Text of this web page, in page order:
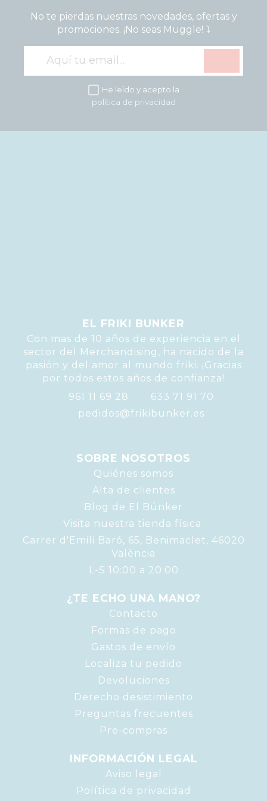
No te pierdas nuestras novedades, ofertas y
promociones. ¡No seas Muggle! ⤵️
He leído y acepto la
política de privacidad
EL FRIKI BUNKER
Con mas de 10 años de experiencia en el
sector del Merchandising, ha nacido de la
pasión y del amor al mundo friki. ¡Gracias
por todos estos años de confianza!
961 11 69 28
633 71 91 70
pedidos@frikibunker.es
SOBRE NOSOTROS
Quiénes somos
Alta de clientes
Blog de El Búnker
Visita nuestra tienda física
Carrer d'Emili Baró, 65, Benimaclet, 46020
València
L-S 10:00 a 20:00
¿TE ECHO UNA MANO?
Contacto
Formas de pago
Gastos de envío
Localiza tu pedido
Devoluciones
Derecho desistimiento
Preguntas frecuentes
Pre-compras
INFORMACIÓN LEGAL
Aviso legal
Política de privacidad
Toda la información que recaban estas cookies es anónima y
puramente estadística. Si deseas bloquear estas cookies no
sabremos si nuestra web es visitada.
Confirmar tus preferencias
Respetamos tu privacidad, por lo que puede escoger no
permitirnos usar las cookies dirigidas y análiticas navegando
tan solo con las estrictamente necesarias. Sin embargo, tu